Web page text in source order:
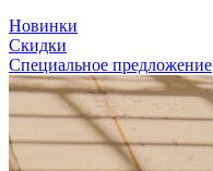
Новинки
Скидки
Специальное предложение